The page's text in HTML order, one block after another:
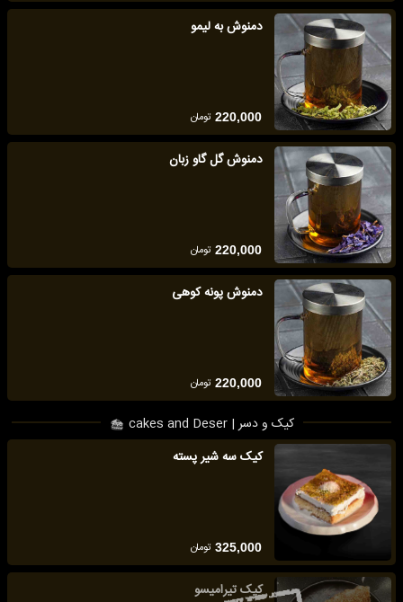
دمنوش به لیمو
220,000 تومان
دمنوش گل گاو زبان
220,000 تومان
دمنوش پونه کوهی
220,000 تومان
کیک و دسر | cakes and Deser
کیک سه شیر پسته
325,000 تومان
کیک تیرامیسو